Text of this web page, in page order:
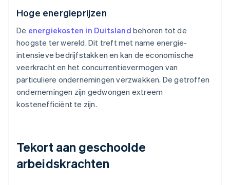
Hoge energieprijzen
De energiekosten in Duitsland behoren tot de
hoogste ter wereld. Dit treft met name energie-
intensieve bedrijfstakken en kan de economische
veerkracht en het concurrentievermogen van
particuliere ondernemingen verzwakken. De getroffen
ondernemingen zijn gedwongen extreem
kostenefficiënt te zijn.
Tekort aan geschoolde
arbeidskrachten